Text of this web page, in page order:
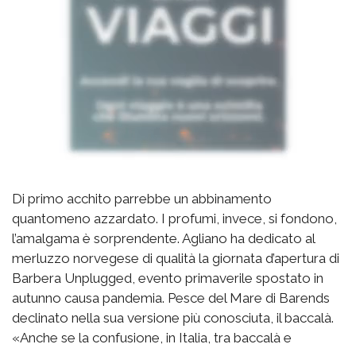
Di primo acchito parrebbe un abbinamento
quantomeno azzardato. I profumi, invece, si fondono,
l’amalgama è sorprendente. Agliano ha dedicato al
merluzzo norvegese di qualità la giornata d’apertura di
Barbera Unplugged, evento primaverile spostato in
autunno causa pandemia. Pesce del Mare di Barends
declinato nella sua versione più conosciuta, il baccalà.
«Anche se la confusione, in Italia, tra baccalà e